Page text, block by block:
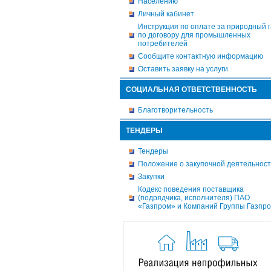
Личный кабинет
Инструкция по оплате за природный
по договору для промышленных
потребителей
Сообщите контактную информацию
Оставить заявку на услуги
СОЦИАЛЬНАЯ ОТВЕТСТВЕННОСТЬ
Благотворительность
ТЕНДЕРЫ
Тендеры
Положение о закупочной
Закупки
Кодекс поведения поставщика
(подрядчика, исполнителя) ПАО
«Газпром» и Компаний Группы